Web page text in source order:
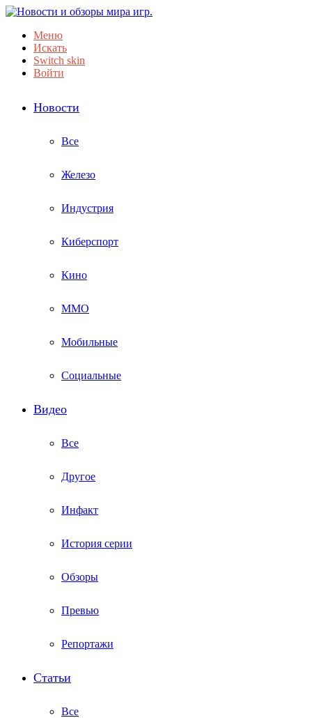
Меню
Искать
Switch skin
Войти
Новости
Все
Железо
Индустрия
Киберспорт
Кино
ММО
Мобильные
Социальные
Видео
Все
Другое
Инфакт
История серии
Обзоры
Превью
Репортажи
Статьи
Все